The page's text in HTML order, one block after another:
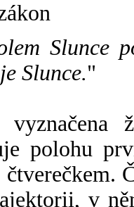
Slunce
Slunce."
polohu
v